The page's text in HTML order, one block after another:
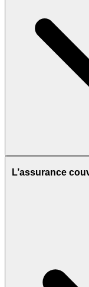
L’assurance